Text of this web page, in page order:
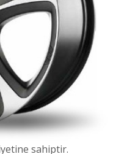
sahiptir.